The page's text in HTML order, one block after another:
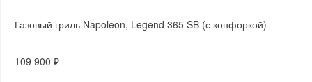
Газовый гриль Napoleon, Legend 365 SB (с конфоркой)
109 900 ₽